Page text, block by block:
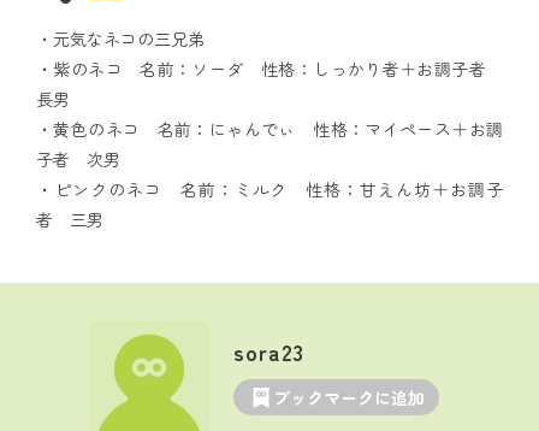
・元気なネコの三兄弟
・紫のネコ 名前：ソーダ 性格：しっかり者＋お調子者
長男
・黄色のネコ 名前：にゃんでぃ 性格：マイペース＋お調
子者 次男
・ピンクのネコ 名前：ミルク 性格：甘えん坊＋お調子
者 三男
sora23
ブックマークに追加